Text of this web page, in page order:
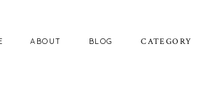
ABOUT BLOG CATEGORY